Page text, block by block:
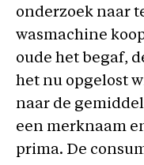
onderzoek naar
wasmachine
oude het begaf,
het nu opgelost
naar de
een merknaam
prima. De